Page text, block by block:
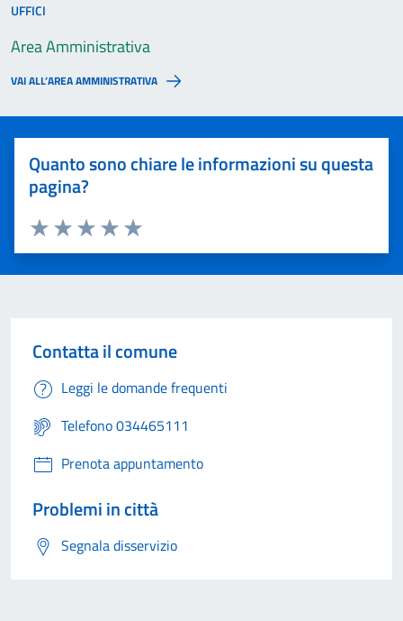
UFFICI
Area Amministrativa
VAI ALL’AREA AMMINISTRATIVA
Quanto sono chiare le informazioni su questa
pagina?
Valuta 5 stelle su 5
Valuta 4 stelle su 5
Valuta 3 stelle su 5
Valuta 2 stelle su 5
Valuta 1 stelle su 5
Contatta il comune
Leggi le domande frequenti
Telefono 034465111
Prenota appuntamento
Problemi in città
Segnala disservizio